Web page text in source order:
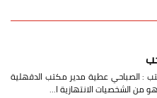
الصباحي عطية مدير مكتب الدقهلية
الشخصيات الانتهازية ا…